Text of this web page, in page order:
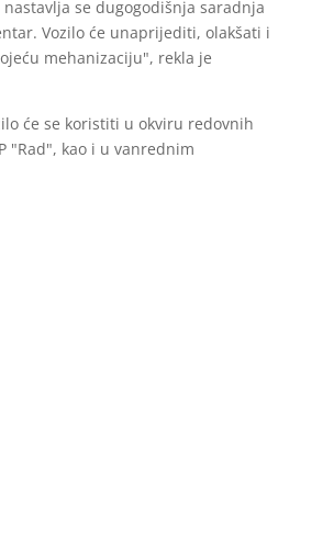
se dugogodišnja saradnja
Vozilo će unaprijediti, olakšati i
mehanizaciju", rekla je
će se koristiti u okviru redovnih
"Rad", kao i u vanrednim